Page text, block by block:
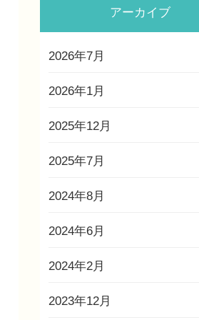
アーカイブ
2026年7月
2026年1月
2025年12月
2025年7月
2024年8月
2024年6月
2024年2月
2023年12月